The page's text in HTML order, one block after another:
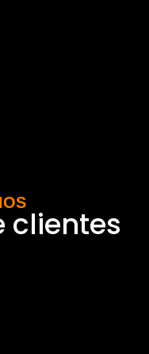
clientes